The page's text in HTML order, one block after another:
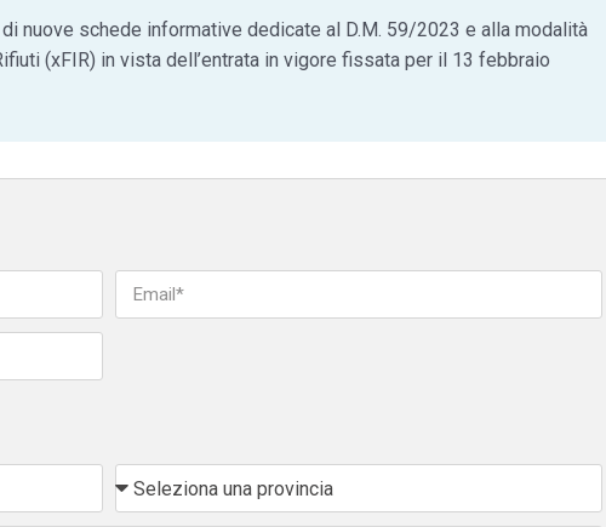
nuove schede informative dedicate al D.M. 59/2023 e alla modalità
(xFIR) in vista dell’entrata in vigore fissata per il 13 febbraio